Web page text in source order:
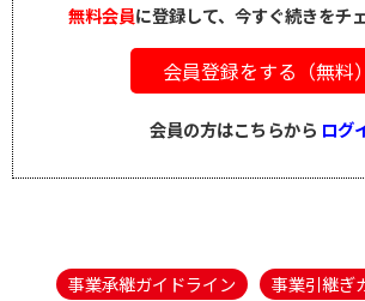
無料会員に登録して、今すぐ続きをチ
会員登録をする（無料）
会員の方はこちらから ログ
事業承継ガイドライン
事業引継ぎ